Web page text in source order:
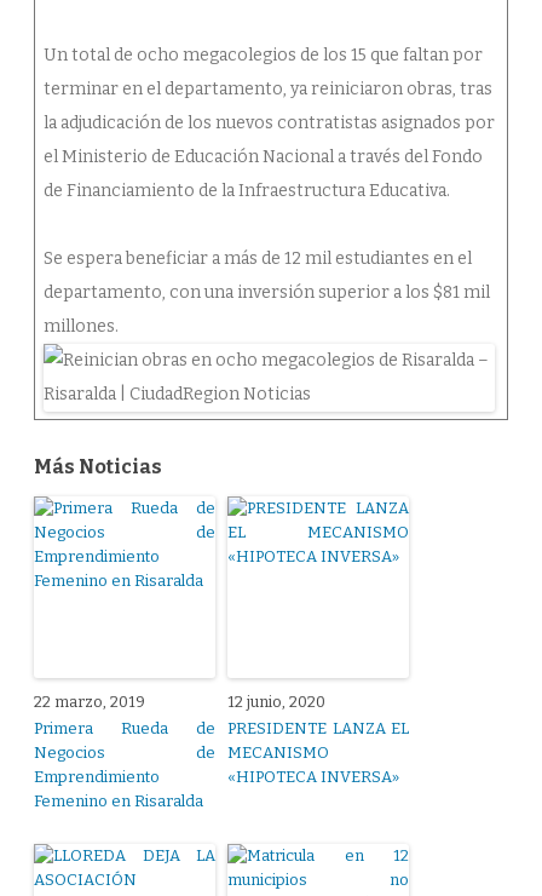
Un total de ocho megacolegios de los 15 que faltan por
terminar en el departamento, ya reiniciaron obras, tras
la adjudicación de los nuevos contratistas asignados por
el Ministerio de Educación Nacional a través del Fondo
de Financiamiento de la Infraestructura Educativa.
Se espera beneficiar a más de 12 mil estudiantes en el
departamento, con una inversión superior a los $81 mil
millones.
Más Noticias
22 marzo, 2019
Primera Rueda de
Negocios de
Emprendimiento
Femenino en Risaralda
12 junio, 2020
PRESIDENTE LANZA EL
MECANISMO
«HIPOTECA INVERSA»